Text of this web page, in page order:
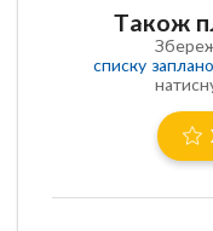
Також
списку